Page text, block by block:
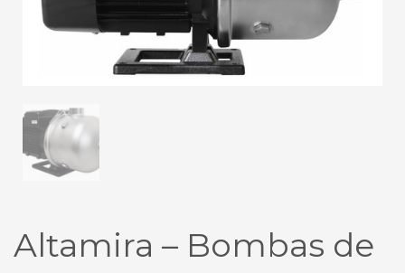
Altamira – Bombas de